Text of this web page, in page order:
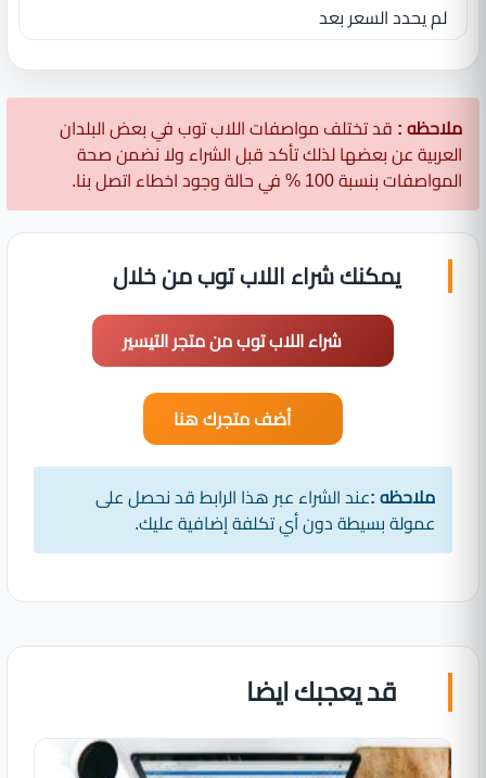
لم يحدد السعر بعد
ملاحظه : قد تختلف مواصفات اللاب توب في بعض البلدان
العربية عن بعضها لذلك تأكد قبل الشراء ولا نضمن صحة
المواصفات بنسبة 100 % في حالة وجود اخطاء اتصل بنا.
يمكنك شراء اللاب توب من خلال
شراء اللاب توب من متجر التيسير
أضف متجرك هنا
ملاحظه :عند الشراء عبر هذا الرابط قد نحصل على
عمولة بسيطة دون أي تكلفة إضافية عليك.
قد يعجبك ايضا